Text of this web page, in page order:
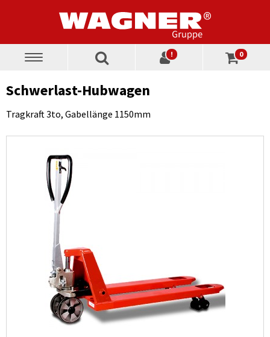
Toggle
! 0
Schwerlast-Hubwagen
Tragkraft 3to, Gabellänge 1150mm